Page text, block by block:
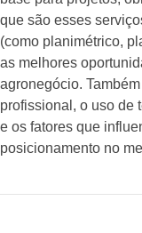
que são esses
(como planimétrico,
as melhores
agronegócio.
profissional, o uso de
e os fatores que
posicionamento no